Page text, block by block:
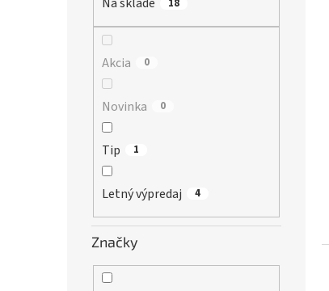
18
Akcia 0
Novinka 0
Tip 1
Letný výpredaj 4
Značky